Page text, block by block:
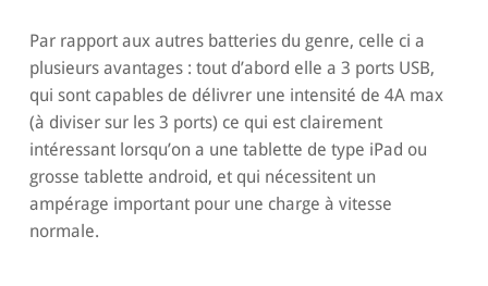
Par rapport aux autres batteries du genre, celle ci a
plusieurs avantages : tout d’abord elle a 3 ports USB,
qui sont capables de délivrer une intensité de 4A max
(à diviser sur les 3 ports) ce qui est clairement
intéressant lorsqu’on a une tablette de type iPad ou
grosse tablette android, et qui nécessitent un
ampérage important pour une charge à vitesse
normale.